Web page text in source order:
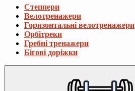
Степпери
Велотренажери
Горизонтальні велотренажери
Орбітреки
Гребні тренажери
Бігові доріжки